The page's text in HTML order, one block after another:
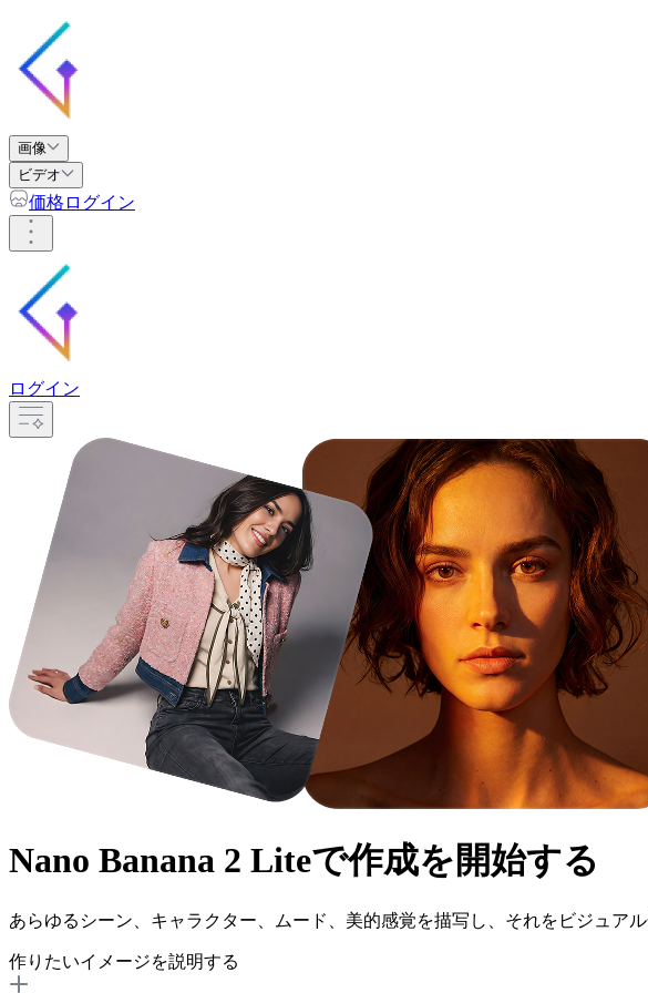
画像
ビデオ
価格 ログイン
ログイン
Nano Banana 2 Liteで作成を開始する
あらゆるシーン、キャラクター、ムード、美的感覚を描写し、それをビジュアル
作りたいイメージを説明する